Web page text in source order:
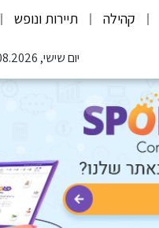
קהילה תיירות ונופש
יום שישי, 07.08.2026